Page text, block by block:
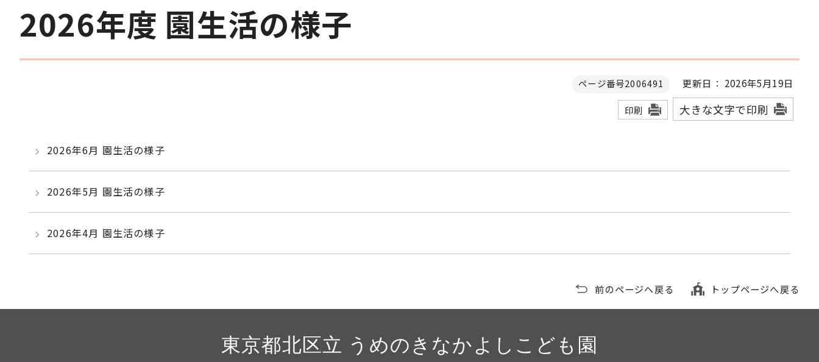
2026年度 園生活の様子
ページ番号2006491 更新日： 2026年5月19日
印刷 大きな文字で印刷
2026年6月 園生活の様子
2026年5月 園生活の様子
2026年4月 園生活の様子
前のページへ戻る トップページへ戻る
東京都北区立 うめのきなかよしこども園